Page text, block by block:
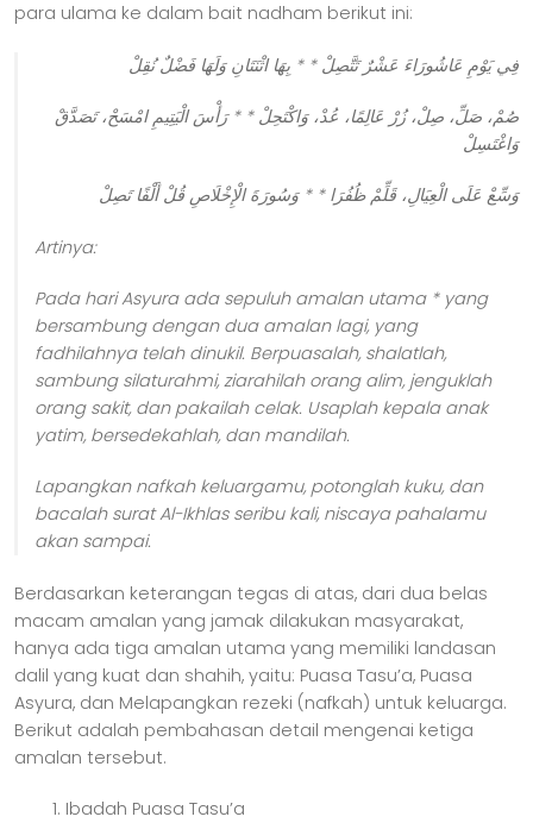
para ulama ke dalam bait nadham berikut ini:
فِي يَوْمِ عَاشُورَاءَ عَشْرٌ تَتَّصِلْ * * بِهَا اثْنَتَانِ وَلَهَا فَضْلٌ نُقِلْ
صُمْ، صَلِّ، صِلْ، زُرْ عَالِمًا، عُدْ، وَاكْتَحِلْ * * رَأْسَ الْيَتِيمِ امْسَحْ، تَصَدَّقْ
وَاغْتَسِلْ
وَسِّعْ عَلَى الْعِيَالِ، قَلِّمْ ظُفُرَا * * وَسُورَةَ الْإِخْلَاصِ قُلْ أَلْفًا تَصِلْ
Artinya:
Pada hari Asyura ada sepuluh amalan utama * yang
bersambung dengan dua amalan lagi, yang
fadhilahnya telah dinukil. Berpuasalah, shalatlah,
sambung silaturahmi, ziarahilah orang alim, jenguklah
orang sakit, dan pakailah celak. Usaplah kepala anak
yatim, bersedekahlah, dan mandilah.
Lapangkan nafkah keluargamu, potonglah kuku, dan
bacalah surat Al-Ikhlas seribu kali, niscaya pahalamu
akan sampai.
Berdasarkan keterangan tegas di atas, dari dua belas
macam amalan yang jamak dilakukan masyarakat,
hanya ada tiga amalan utama yang memiliki landasan
dalil yang kuat dan shahih, yaitu: Puasa Tasu’a, Puasa
Asyura, dan Melapangkan rezeki (nafkah) untuk keluarga.
Berikut adalah pembahasan detail mengenai ketiga
amalan tersebut.
Ibadah Puasa Tasu’a